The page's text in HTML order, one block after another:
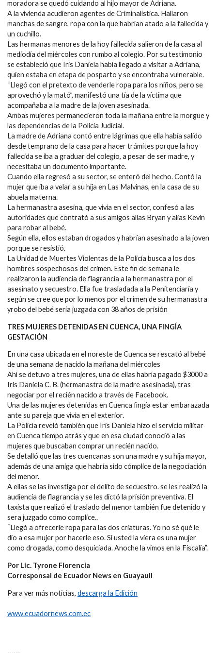
moradora se quedó cuidando al hijo mayor de Adriana.
A la vivienda acudieron agentes de Criminalística. Hallaron
manchas de sangre, ropa con la que habrían atado a la fallecida y
un cuchillo.
Las hermanas menores de la hoy fallecida salieron de la casa al
mediodía del miércoles con rumbo al colegio. Por su testimonio
se estableció que Iris Daniela había llegado a visitar a Adriana,
quien estaba en etapa de posparto y se encontraba vulnerable.
“Llegó con el pretexto de venderle ropa para los niños, pero se
aprovechó y la mató”, manifestó una tía de la víctima que
acompañaba a la madre de la joven asesinada.
Ambas mujeres permanecieron toda la mañana entre la morgue y
las dependencias de la Policía Judicial.
La madre de Adriana contó entre lágrimas que ella había salido
desde temprano de la casa para hacer trámites porque la hoy
fallecida se iba a graduar del colegio, a pesar de ser madre, y
necesitaba un documento importante.
Cuando ella regresó a su sector, se enteró del hecho. Contó la
mujer que iba a velar a su hija en Las Malvinas, en la casa de su
abuela materna.
La hermanastra asesina, que vivía en el sector, confesó a las
autoridades que contrató a sus amigos alias Bryan y alias Kevin
para robar al bebé.
Según ella, ellos estaban drogados y habrían asesinado a la joven
porque se resistió.
La Unidad de Muertes Violentas de la Policía busca a los dos
hombres sospechosos del crimen. Este fin de semana le
realizaron la audiencia de flagrancia a la hermanastra por el
asesinato y secuestro. Ella fue trasladada a la Penitenciaría y
según se cree que por lo menos por el crimen de su hermanastra
yrobo del bebé sería juzgada con 38 años de prisión
TRES MUJERES DETENIDAS EN CUENCA, UNA FINGÍA
GESTACIÓN
En una casa ubicada en el noreste de Cuenca se rescató al bebé
de una semana de nacido la mañana del miércoles
Ahí se detuvo a tres mujeres, una de ellas habría pagado $3000 a
Iris Daniela C. B. (hermanastra de la madre asesinada), tras
negociar por el recién nacido a través de Facebook.
Una de las mujeres detenidas en Cuenca fingía estar embarazada
ante su pareja que vivía en el exterior.
La Policía reveló también que Iris Daniela hizo el servicio militar
en Cuenca tiempo atrás y que en esa ciudad conoció a las
mujeres que buscaban comprar un recién nacido.
Se detalló que las tres cuencanas son una madre y su hija mayor,
además de una amiga que habría sido cómplice de la negociación
del menor.
A ellas se las investiga por el delito de secuestro. se les realizó la
audiencia de flagrancia y se les dictó la prisión preventiva. El
taxista que realizó el traslado del menor también fue detenido y
sera juzgado como complice..
“Llegó a ofrecerle ropa para las dos criaturas. Yo no sé qué le
dio a esa mujer por hacerle eso. Si usted la viera es una mujer
como drogada, como desquiciada. Anoche la vimos en la Fiscalía”.
Por Lic. Tyrone Florencia
Corresponsal de Ecuador News en Guayauil
Para ver más noticias, descarga la Edición
www.ecuadornews.com.ec